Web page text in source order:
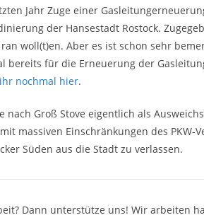
Jahr Zuge einer
der Hansestadt Rostock.
woll(t)en. Aber es ist schon sehr
für die Erneuerung der
nochmal hier.
Groß Stove eigentlich als
massiven Einschränkungen des
Süden aus die Stadt zu verlassen.
Dann unterstütze uns! Wir arbeiten